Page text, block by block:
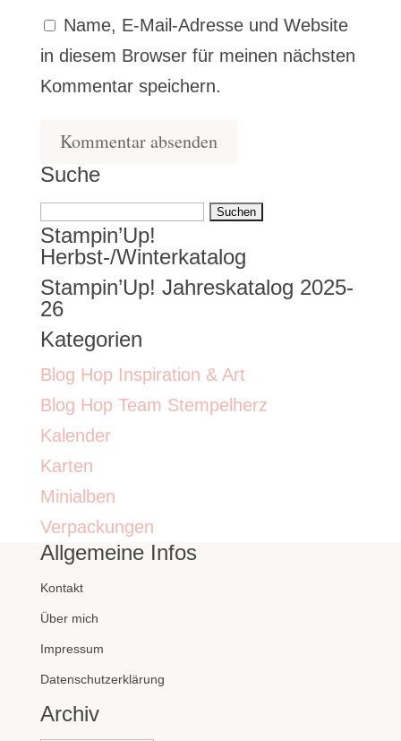
Name, E-Mail-Adresse und Website
in diesem Browser für meinen nächsten
Kommentar speichern.
Suche
Suchen
nach:
Stampin’Up!
Herbst-/Winterkatalog
Stampin’Up! Jahreskatalog 2025-
26
Kategorien
Blog Hop Inspiration & Art
Blog Hop Team Stempelherz
Kalender
Karten
Minialben
Verpackungen
Allgemeine Infos
Kontakt
Über mich
Impressum
Datenschutzerklärung
Archiv